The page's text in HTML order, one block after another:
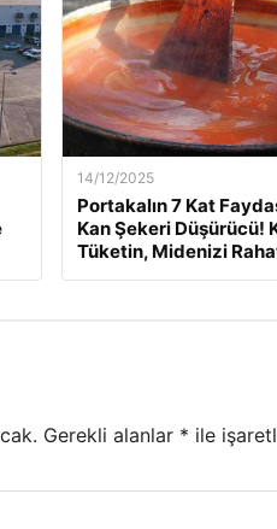
14/12/2025
Portakalın 7 Kat
Kan Şekeri Düşürücü!
Tüketin, Midenizi
Gerekli alanlar * ile